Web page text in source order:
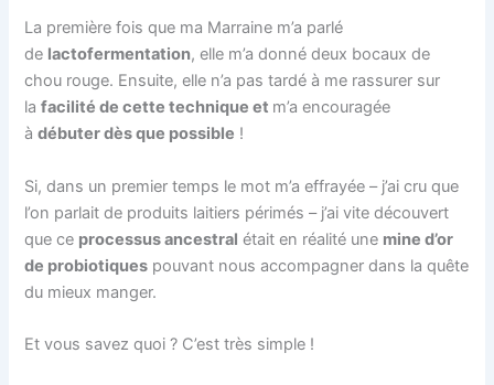
La première fois que ma Marraine m’a parlé
de lactofermentation, elle m’a donné deux bocaux de
chou rouge. Ensuite, elle n’a pas tardé à me rassurer sur
lafacilité de cette technique et m’a encouragée
àdébuter dès que possible !
Si, dans un premier temps le mot m’a effrayée – j’ai cru que
l’on parlait de produits laitiers périmés – j’ai vite découvert
que ce processus ancestral était en réalité une mine d’or
de probiotiques pouvant nous accompagner dans la quête
du mieux manger.
Et vous savez quoi ? C’est très simple !